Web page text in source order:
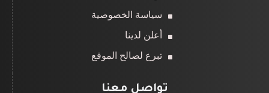
سياسة الخصوصية
أعلن لدينا
تبرع لصالح الموقع
تواصل معنا